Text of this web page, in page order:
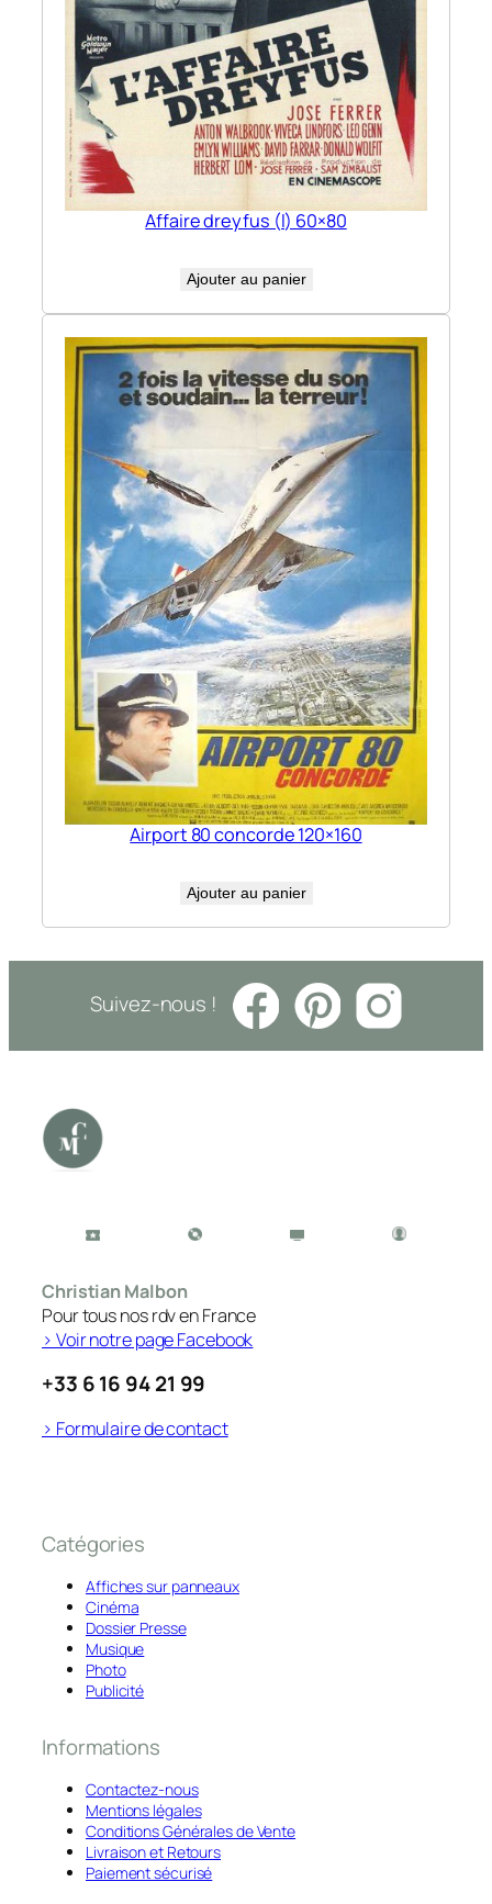
Affaire dreyfus (l) 60×80
Ajouter au panier
Airport 80 concorde 120×160
Ajouter au panier
Suivez-nous !
Christian Malbon
Pour tous nos rdv en France
> Voir notre page Facebook
+33 6 16 94 21 99
> Formulaire de contact
Catégories
Affiches sur panneaux
Cinéma
Dossier Presse
Musique
Photo
Publicité
Informations
Contactez-nous
Mentions légales
Conditions Générales de Vente
Livraison et Retours
Paiement sécurisé